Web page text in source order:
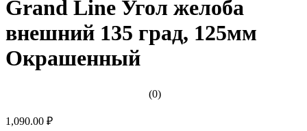
Grand Line Угол желоба
внешний 135 град, 125мм
Окрашенный
(0)
1,090.00 ₽